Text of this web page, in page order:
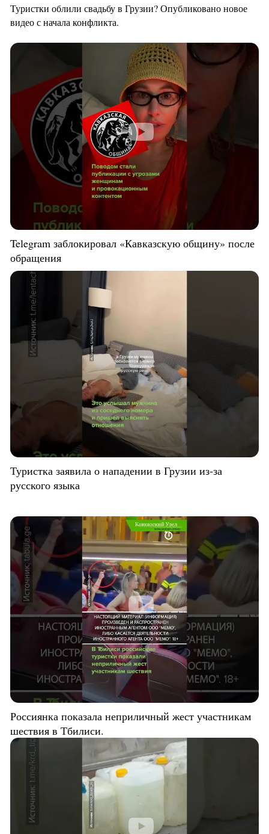
Туристки облили свадьбу в Грузии? Опубликовано новое
видео с начала конфликта.
Telegram заблокировал «Кавказскую общину» после
обращения
Туристка заявила о нападении в Грузии из-за
русского языка
Россиянка показала неприличный жест участникам
шествия в Тбилиси.